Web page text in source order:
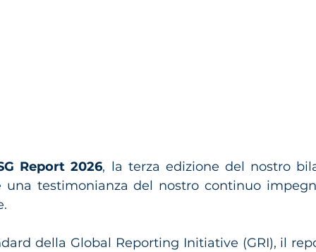
Report 2026, la terza edizione del nostro
una testimonianza del nostro continuo
della Global Reporting Initiative (GRI), il